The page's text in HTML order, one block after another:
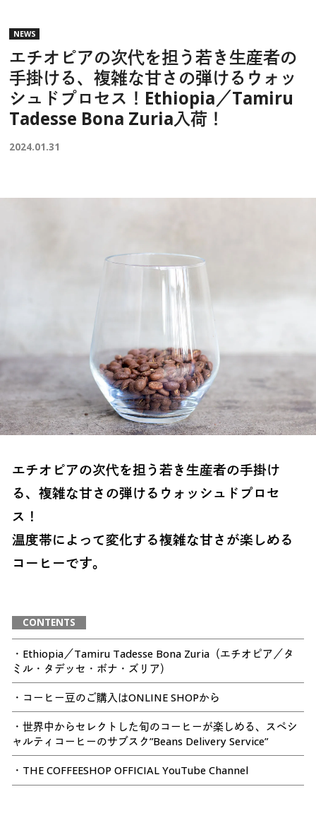
NEWS
エチオピアの次代を担う若き生産者の
手掛ける、複雑な甘さの弾けるウォッ
シュドプロセス！Ethiopia／Tamiru
Tadesse Bona Zuria入荷！
2024.01.31
エチオピアの次代を担う若き生産者の手掛け
る、複雑な甘さの弾けるウォッシュドプロセ
ス！
温度帯によって変化する複雑な甘さが楽しめる
コーヒーです。
CONTENTS
・Ethiopia／Tamiru Tadesse Bona Zuria（エチオピア／タ
ミル・タデッセ・ボナ・ズリア）
・コーヒー豆のご購入はONLINE SHOPから
・世界中からセレクトした旬のコーヒーが楽しめる、スペシ
ャルティコーヒーのサブスク”Beans Delivery Service”
・THE COFFEESHOP OFFICIAL YouTube Channel